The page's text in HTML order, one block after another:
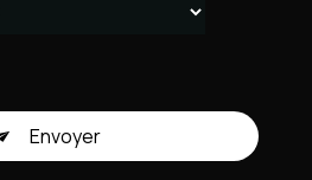
Envoyer